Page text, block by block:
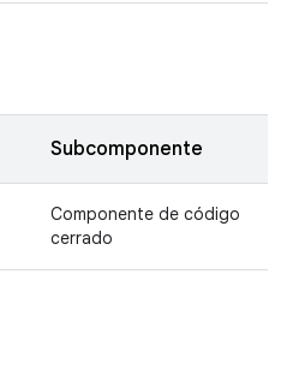
Subcomponente
Componente de código
cerrado